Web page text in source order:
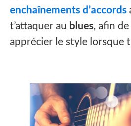
enchaînements d’accords
t’attaquer au blues, afin
apprécier le style lorsque